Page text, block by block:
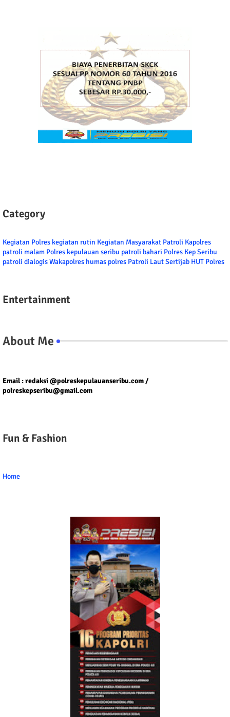
Category
Kegiatan Polres kegiatan rutin Kegiatan Masyarakat Patroli Kapolres
patroli malam Polres kepulauan seribu patroli bahari Polres Kep Seribu
patroli dialogisWakapolres humas polres Patroli LautSertijab HUT Polres
Entertainment
About Me
Email : redaksi @polreskepulauanseribu.com /
polreskepseribu@gmail.com
Fun & Fashion
Home